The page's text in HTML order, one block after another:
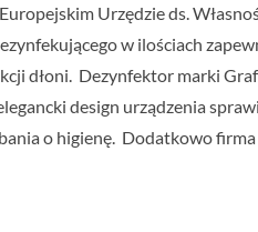
Urzędzie ds.
w ilościach
dłoni. Dezynfektor marki
design urządzenia
o higienę. Dodatkowo